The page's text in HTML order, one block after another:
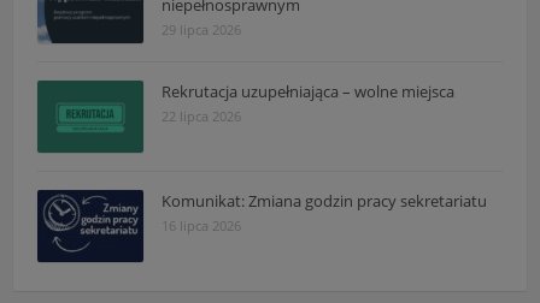
29 lipca 2026
Rekrutacja uzupełniająca – wolne miejsca
22 lipca 2026
Komunikat: Zmiana godzin pracy sekretariatu
16 lipca 2026